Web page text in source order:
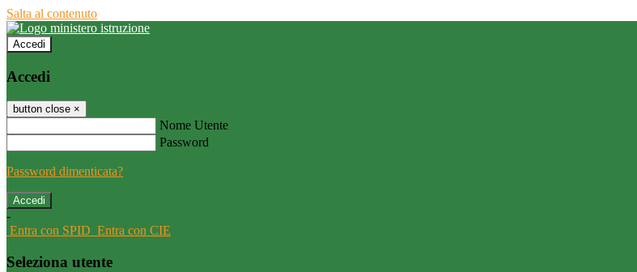
Salta al contenuto
Accedi
Accedi
button close ×
Nome Utente
Password
Password dimenticata?
-
Entra con SPID Entra con CIE
Seleziona utente